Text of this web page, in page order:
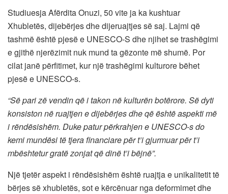
Studiuesja Afërdita Onuzi, 50 vite ja ka kushtuar
Xhubletës, dijebërjes dhe dijeruajtjes së saj. Lajmi që
tashmë është pjesë e UNESCO-S dhe njihet se trashëgimi
e gjithë njerëzimit nuk mund ta gëzonte më shumë. Por
cilat janë përfitimet, kur një trashëgimi kulturore bëhet
pjesë e UNESCO-s.
“Së pari zë vendin që i takon në kulturën botërore. Së dyti
konsiston në ruajtjen e dijebërjes dhe që është aspekti më
i rëndësishëm. Duke patur përkrahjen e UNESCO-s do
kemi mundësi të tjera financiare për t’i gjurmuar për t’i
mbështetur gratë zonjat që dinë t’i bëjnë”.
Një tjetër aspekt i rëndësishëm është ruajtja e unikalitetit të
bërjes së xhubletës, sot e kërcënuar nga deformimet dhe